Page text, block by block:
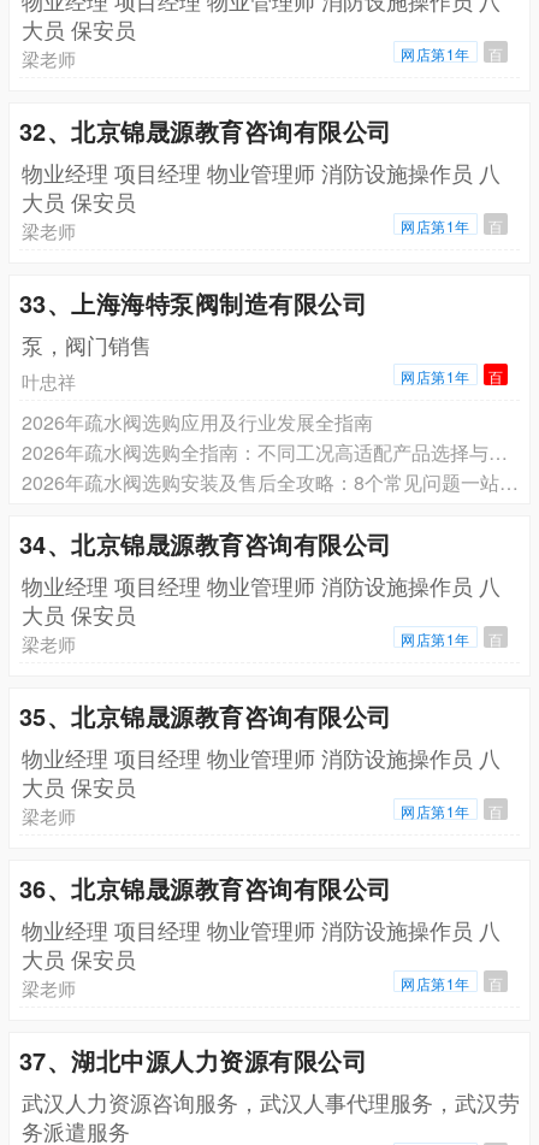
大员 保安员
梁老师 网店第1年 百
32、北京锦晟源教育咨询有限公司
物业经理 项目经理 物业管理师 消防设施操作员 八
大员 保安员
梁老师 网店第1年 百
33、上海海特泵阀制造有限公司
泵，阀门销售
叶忠祥 网店第1年 百
2026年疏水阀选购应用及行业发展全指南
2026年疏水阀选购全指南：不同工况高适配产品选择与性能解析
2026年疏水阀选购安装及售后全攻略：8个常见问题一站式解答
34、北京锦晟源教育咨询有限公司
物业经理 项目经理 物业管理师 消防设施操作员 八
大员 保安员
梁老师 网店第1年 百
35、北京锦晟源教育咨询有限公司
物业经理 项目经理 物业管理师 消防设施操作员 八
大员 保安员
梁老师 网店第1年 百
36、北京锦晟源教育咨询有限公司
物业经理 项目经理 物业管理师 消防设施操作员 八
大员 保安员
梁老师 网店第1年 百
37、湖北中源人力资源有限公司
武汉人力资源咨询服务，武汉人事代理服务，武汉劳
务派遣服务